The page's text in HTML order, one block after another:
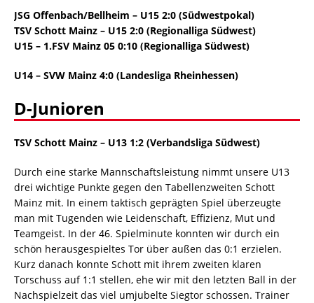
JSG Offenbach/Bellheim – U15 2:0 (Südwestpokal)
TSV Schott Mainz – U15 2:0 (Regionalliga Südwest)
U15 – 1.FSV Mainz 05 0:10 (Regionalliga Südwest)
U14 – SVW Mainz 4:0 (Landesliga Rheinhessen)
D-Junioren
TSV Schott Mainz – U13 1:2 (Verbandsliga Südwest)
Durch eine starke Mannschaftsleistung nimmt unsere U13
drei wichtige Punkte gegen den Tabellenzweiten Schott
Mainz mit. In einem taktisch geprägten Spiel überzeugte
man mit Tugenden wie Leidenschaft, Effizienz, Mut und
Teamgeist. In der 46. Spielminute konnten wir durch ein
schön herausgespieltes Tor über außen das 0:1 erzielen.
Kurz danach konnte Schott mit ihrem zweiten klaren
Torschuss auf 1:1 stellen, ehe wir mit den letzten Ball in der
Nachspielzeit das viel umjubelte Siegtor schossen. Trainer